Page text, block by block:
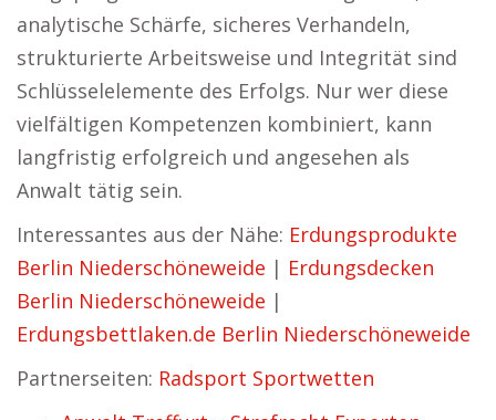
analytische Schärfe, sicheres Verhandeln,
strukturierte Arbeitsweise und Integrität sind
Schlüsselelemente des Erfolgs. Nur wer diese
vielfältigen Kompetenzen kombiniert, kann
langfristig erfolgreich und angesehen als
Anwalt tätig sein.
Interessantes aus der Nähe: Erdungsprodukte
Berlin Niederschöneweide | Erdungsdecken
Berlin Niederschöneweide |
Erdungsbettlaken.de Berlin Niederschöneweide
Partnerseiten: Radsport Sportwetten